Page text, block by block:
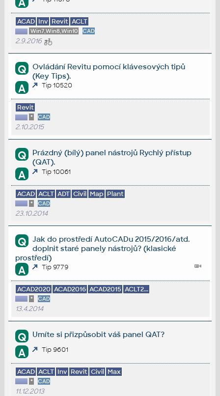
ACAD Inv Revit ACLT
Win7,Win8,Win10 CAD
2.9.2016
Q
Ovládání Revitu pomocí klávesových tipů
(Key Tips).
A Tip 10520
Revit
* CAD
2.10.2015
Q
Prázdný (bílý) panel nástrojů Rychlý přístup
(QAT).
A Tip 10061
ACAD ACLT ADT Civil Map Plant
* CAD
23.10.2014
Q
Jak do prostředí AutoCADu 2015/2016/atd.
doplnit staré panely nástrojů? (klasické
prostředí)
A Tip 9779
ACAD2020 ACAD2016 ACAD2015 ACLT2...
* CAD
13.4.2014
Q Umíte si přizpůsobit váš panel QAT?
A Tip 9601
ACAD ACLT Inv Revit Civil Max
* CAD
11.12.2013